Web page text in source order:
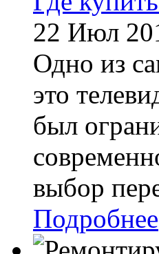
22 Июл
Одно из
это
был
выбор
Подробнее